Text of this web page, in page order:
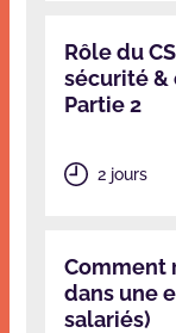
Rôle du
sécurité &
Partie 2
2 jours
Comment
dans une
salariés)